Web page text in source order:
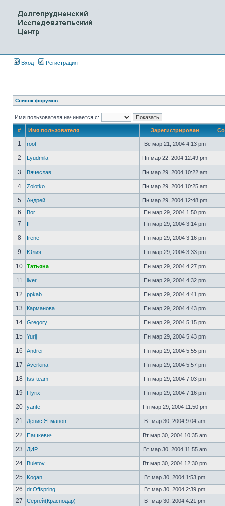
Вход Регистрация
Список форумов
Имя пользователя начинается с:
# Имя пользователя Зарегистрирован
1 root Вс мар 21, 2004 4:13 pm
2 Lyudmila Пн мар 22, 2004 12:49 pm
3 Вячеслав Пн мар 29, 2004 10:22 am
4 Zolotko Пн мар 29, 2004 10:25 am
5 Андрей Пн мар 29, 2004 12:48 pm
6 Bor Пн мар 29, 2004 1:50 pm
7 IF Пн мар 29, 2004 3:14 pm
8 Irene Пн мар 29, 2004 3:16 pm
9 Юлия Пн мар 29, 2004 3:33 pm
10 Татьяна Пн мар 29, 2004 4:27 pm
11 liver Пн мар 29, 2004 4:32 pm
12 ppkab Пн мар 29, 2004 4:41 pm
13 Карманова Пн мар 29, 2004 4:43 pm
14 Gregory Пн мар 29, 2004 5:15 pm
15 Yurij Пн мар 29, 2004 5:43 pm
16 Andrei Пн мар 29, 2004 5:55 pm
17 Averkina Пн мар 29, 2004 5:57 pm
18 tss-team Пн мар 29, 2004 7:03 pm
19 Flyrix Пн мар 29, 2004 7:16 pm
20 yante Пн мар 29, 2004 11:50 pm
21 Денис Ятманов Вт мар 30, 2004 9:04 am
22 Пашкевич Вт мар 30, 2004 10:35 am
23 ДИР Вт мар 30, 2004 11:55 am
24 Buletov Вт мар 30, 2004 12:30 pm
25 Kogan Вт мар 30, 2004 1:53 pm
26 dr.Offspring Вт мар 30, 2004 2:39 pm
27 Сергей(Краснодар) Вт мар 30, 2004 4:21 pm